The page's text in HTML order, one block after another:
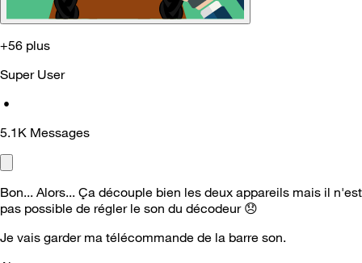
+56 plus
Super User
•
5.1K Messages
Bon... Alors... Ça découple bien les deux appareils mais il n'est
pas possible de régler le son du décodeur 😞
Je vais garder ma télécommande de la barre son.